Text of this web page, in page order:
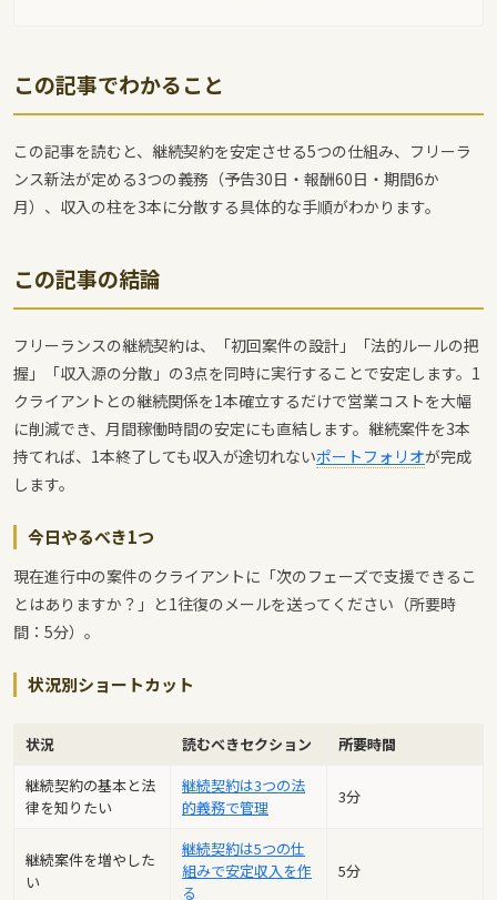
この記事でわかること
この記事を読むと、継続契約を安定させる5つの仕組み、フリーラ
ンス新法が定める3つの義務（予告30日・報酬60日・期間6か
月）、収入の柱を3本に分散する具体的な手順がわかります。
この記事の結論
フリーランスの継続契約は、「初回案件の設計」「法的ルールの把
握」「収入源の分散」の3点を同時に実行することで安定します。1
クライアントとの継続関係を1本確立するだけで営業コストを大幅
に削減でき、月間稼働時間の安定にも直結します。継続案件を3本
持てれば、1本終了しても収入が途切れないポートフォリオが完成
します。
今日やるべき1つ
現在進行中の案件のクライアントに「次のフェーズで支援できるこ
とはありますか？」と1往復のメールを送ってください（所要時
間：5分）。
状況別ショートカット
状況 読むべきセクション
所要時間
継続契約の基本と法
律を知りたい
継続契約は3つの法
的義務で管理
3分
継続案件を増やした
い
継続契約は5つの仕
組みで安定収入を作
る
5分